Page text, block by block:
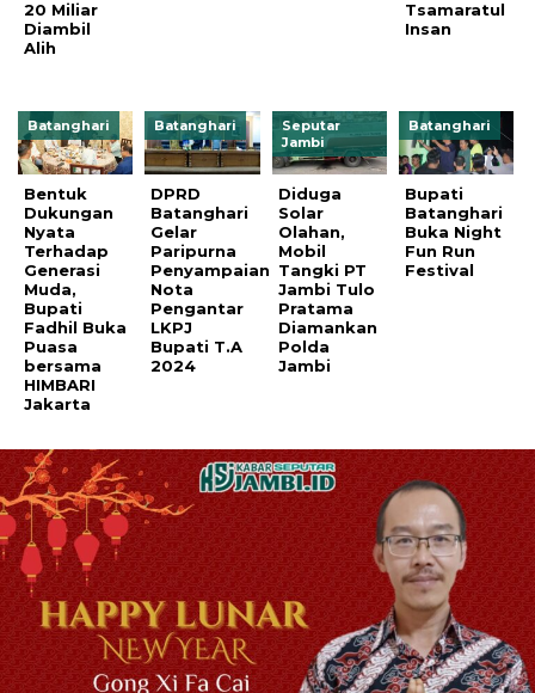
20 Miliar
Diambil
Alih
Tsamaratul
Insan
Batanghari
Bentuk
Dukungan
Nyata
Terhadap
Generasi
Muda,
Bupati
Fadhil Buka
Puasa
bersama
HIMBARI
Jakarta
Batanghari
DPRD
Batanghari
Gelar
Paripurna
Penyampaian
Nota
Pengantar
LKPJ
Bupati T.A
2024
Seputar
Jambi
Diduga
Solar
Olahan,
Mobil
Tangki PT
Jambi Tulo
Pratama
Diamankan
Polda
Jambi
Batanghari
Bupati
Batanghari
Buka Night
Fun Run
Festival